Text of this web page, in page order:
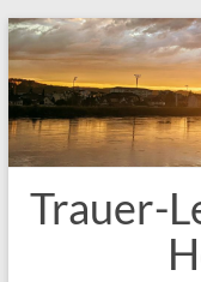
Zum
Inhalt
springen
Trauer-